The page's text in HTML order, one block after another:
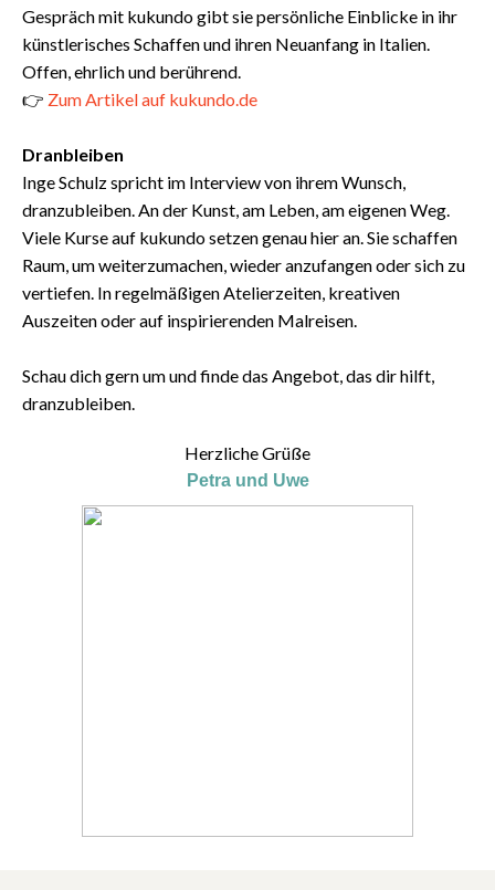
Gespräch mit kukundo gibt sie persönliche Einblicke in ihr
künstlerisches Schaffen und ihren Neuanfang in Italien.
Offen, ehrlich und berührend.
👉 Zum Artikel auf kukundo.de
Dranbleiben
Inge Schulz spricht im Interview von ihrem Wunsch,
dranzubleiben. An der Kunst, am Leben, am eigenen Weg.
Viele Kurse auf kukundo setzen genau hier an. Sie schaffen
Raum, um weiterzumachen, wieder anzufangen oder sich zu
vertiefen. In regelmäßigen Atelierzeiten, kreativen
Auszeiten oder auf inspirierenden Malreisen.
Schau dich gern um und finde das Angebot, das dir hilft,
dranzubleiben.
Herzliche Grüße
Petra und Uwe